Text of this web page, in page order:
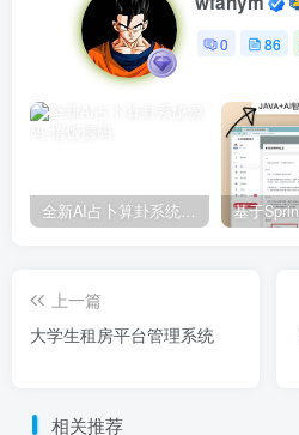
0 86
全新AI占卜算卦系统源码
上一篇
大学生租房平台管理系统
相关推荐